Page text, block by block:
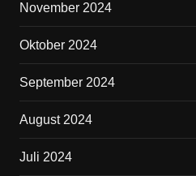
November 2024
Oktober 2024
September 2024
August 2024
Juli 2024